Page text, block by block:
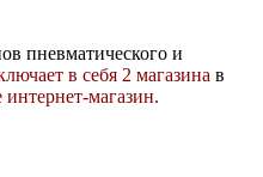
пневматического и
в себя 2 магазина в
интернет-магазин.